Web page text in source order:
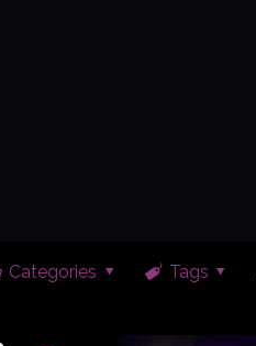
Categories Tags